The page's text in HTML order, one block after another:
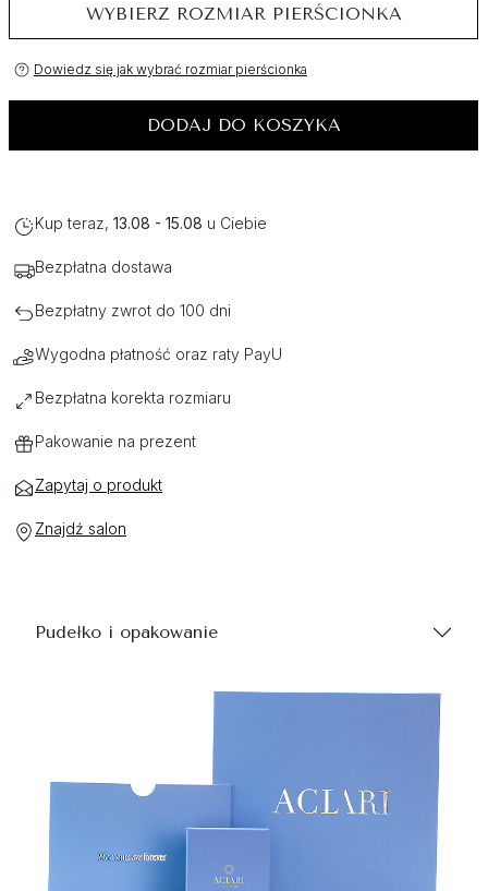
WYBIERZ ROZMIAR PIERŚCIONKA
Dowiedz się jak wybrać rozmiar pierścionka
DODAJ DO KOSZYKA
Kup teraz, 13.08 - 15.08 u Ciebie
Bezpłatna dostawa
Bezpłatny zwrot do 100 dni
Wygodna płatność oraz raty PayU
Bezpłatna korekta rozmiaru
Pakowanie na prezent
Zapytaj o produkt
Znajdź salon
Pudełko i opakowanie